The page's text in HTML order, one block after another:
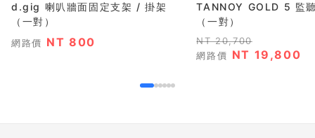
d.gig 喇叭牆面固定支架 / 掛架
（一對）
網路價 NT 800
TANNOY GOLD 5 監
（一對）
NT 20,700
網路價 NT 19,800